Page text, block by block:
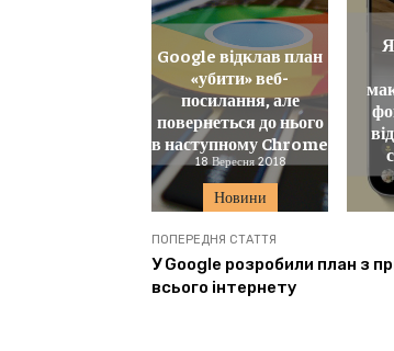
Новини
Google відклав план
«убити» веб-
посилання, але
повернеться до нього
в наступному Chrome
18 Вересня 2018
ПОПЕРЕДНЯ СТАТТЯ
У Google розробили план з
всього інтернету